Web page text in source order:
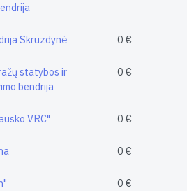
Skruzdynė 0 €
statybos ir
bendrija
0 €
VRC" 0 €
0 €
0 €